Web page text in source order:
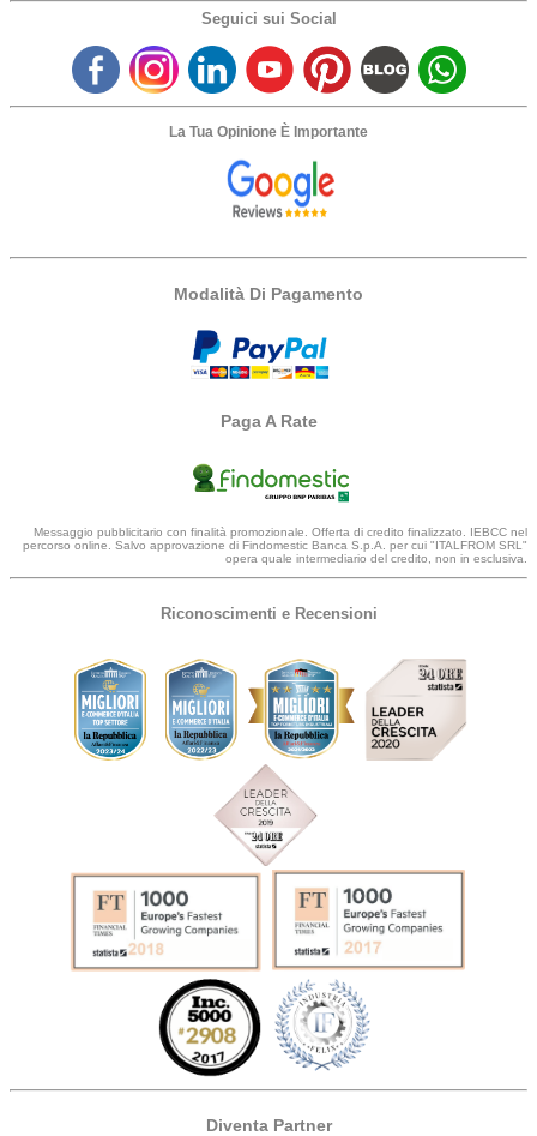
Seguici sui Social
La Tua Opinione È Importante
Modalità Di Pagamento
Paga A Rate
Messaggio pubblicitario con finalità promozionale. Offerta di credito finalizzato. IEBCC nel
percorso online. Salvo approvazione di Findomestic Banca S.p.A. per cui "ITALFROM SRL"
opera quale intermediario del credito, non in esclusiva.
Riconoscimenti e Recensioni
Diventa Partner